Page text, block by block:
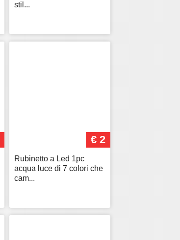
stil...
€ 2
Rubinetto a Led 1pc
acqua luce di 7 colori che
cam...